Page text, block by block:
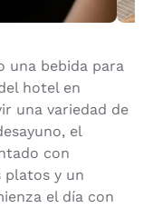
una bebida para
hotel en
una variedad de
el
con
platos y un
el día con